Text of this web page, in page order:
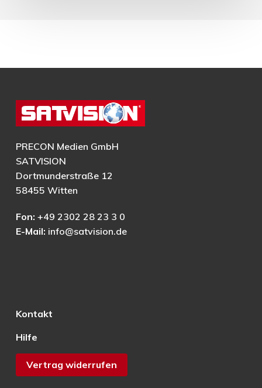
PRECON Medien GmbH
SATVISION
Dortmunderstraße 12
58455 Witten
Fon: +49 2302 28 23 3 0
E-Mail: info@satvision.de
Kontakt
Hilfe
Vertrag widerrufen